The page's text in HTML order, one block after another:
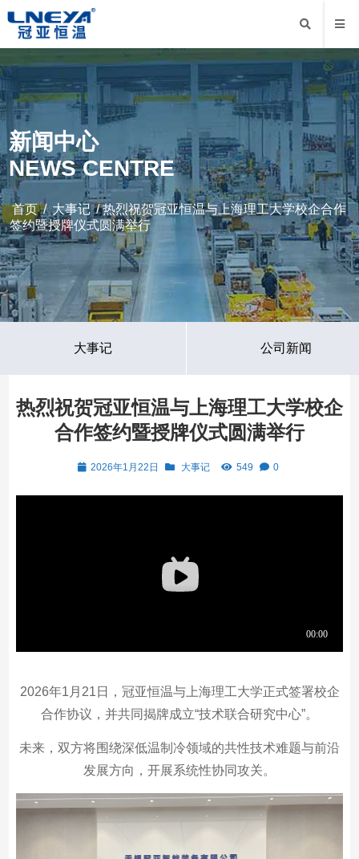
新闻中心
NEWS CENTRE
首页/大事记/ 热烈祝贺冠亚恒温与上海理工大学校企合作
签约暨授牌仪式圆满举行
大事记 公司新闻
热烈祝贺冠亚恒温与上海理工大学校企
合作签约暨授牌仪式圆满举行
2026年1月22日 大事记 549 0
2026年1月21日，冠亚恒温与上海理工大学正式签署校企
合作协议，并共同揭牌成立“技术联合研究中心”。
未来，双方将围绕深低温制冷领域的共性技术难题与前沿
发展方向，开展系统性协同攻关。